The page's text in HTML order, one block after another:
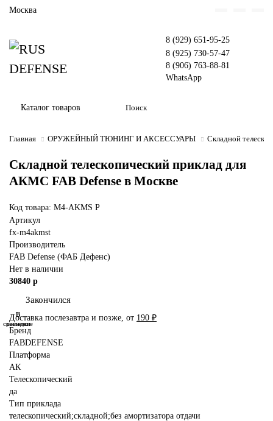
Москва
8 (929) 651-95-25
8 (925) 730-57-47
8 (906) 763-88-81
WhatsApp
Каталог товаров
Главная ОРУЖЕЙНЫЙ ТЮНИНГ И АКСЕССУАРЫ Складной
Складной телескопический приклад для
АКМС FAB Defense в Москве
Код товара: M4-AKMS P
Артикул
fx-m4akmst
Производитель
FAB Defense (ФАБ Дефенс)
Нет в наличии
30840 р
Закончился
В
закладки
В
сравнение
Доставка послезавтра и позже, от 190 ₽
Бренд
FABDEFENSE
Платформа
АК
Телескопический
да
Тип приклада
телескопический;складной;без амортизатора отдачи